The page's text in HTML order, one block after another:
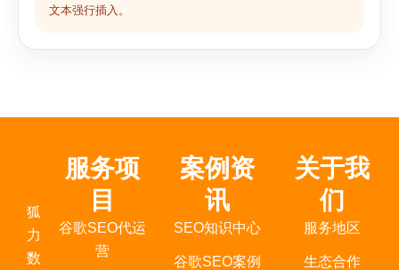
文本强行插入。
狐
力
数
服务项
目
谷歌SEO代运
营
案例资
讯
SEO知识中心
谷歌SEO案例
关于我
们
服务地区
生态合作